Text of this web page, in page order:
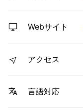
Webサイト
アクセス
言語対応